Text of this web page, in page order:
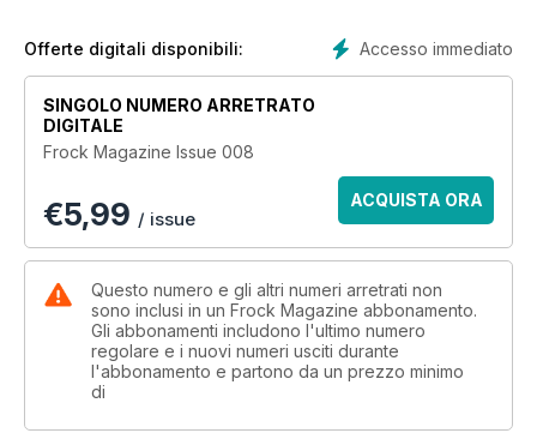
Accesso immediato
Offerte digitali disponibili:
SINGOLO NUMERO ARRETRATO
DIGITALE
Frock Magazine Issue 008
€5,99 / issue
ACQUISTA ORA
Questo numero e gli altri numeri arretrati non
sono inclusi in un Frock Magazine abbonamento.
Gli abbonamenti includono l'ultimo numero
regolare e i nuovi numeri usciti durante
l'abbonamento e partono da un prezzo minimo
di